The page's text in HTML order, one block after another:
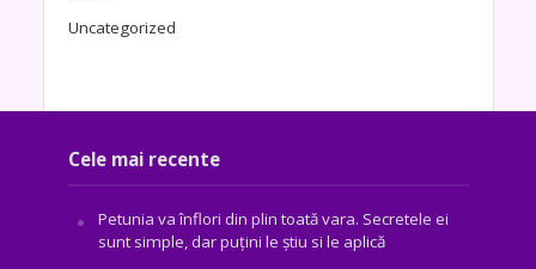
Uncategorized
Cele mai recente
Petunia va înflori din plin toată vara. Secretele ei
sunt simple, dar puțini le știu si le aplică